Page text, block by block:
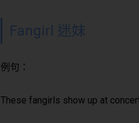
Fangirl 迷妹
例句：
These fangirls show up at